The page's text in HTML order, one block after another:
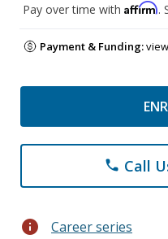
Pay over time with Affirm.
Payment & Funding:
phone Call
info Career series